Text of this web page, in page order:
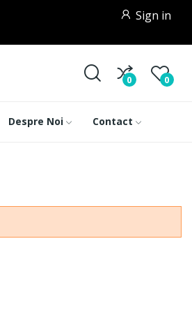
Sign in
0 0
Despre Noi Contact